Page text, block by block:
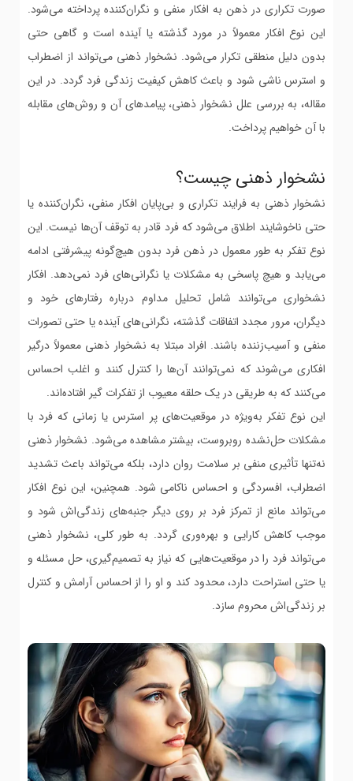
صورت تکراری در ذهن به افکار منفی و نگران‌کننده پرداخته می‌شود.
این نوع افکار معمولاً در مورد گذشته یا آینده است و گاهی حتی
بدون دلیل منطقی تکرار می‌شود. نشخوار ذهنی می‌تواند از اضطراب
و استرس ناشی شود و باعث کاهش کیفیت زندگی فرد گردد. در این
مقاله، به بررسی علل نشخوار ذهنی، پیامدهای آن و روش‌های مقابله
با آن خواهیم پرداخت.
نشخوار ذهنی چیست؟
نشخوار ذهنی به فرایند تکراری و بی‌پایان افکار منفی، نگران‌کننده یا
حتی ناخوشایند اطلاق می‌شود که فرد قادر به توقف آن‌ها نیست. این
نوع تفکر به طور معمول در ذهن فرد بدون هیچ‌گونه پیشرفتی ادامه
می‌یابد و هیچ پاسخی به مشکلات یا نگرانی‌های فرد نمی‌دهد. افکار
نشخواری می‌توانند شامل تحلیل مداوم درباره رفتارهای خود و
دیگران، مرور مجدد اتفاقات گذشته، نگرانی‌های آینده یا حتی تصورات
منفی و آسیب‌زننده باشند. افراد مبتلا به نشخوار ذهنی معمولاً درگیر
افکاری می‌شوند که نمی‌توانند آن‌ها را کنترل کنند و اغلب احساس
می‌کنند که به طریقی در یک حلقه معیوب از تفکرات گیر افتاده‌اند.
این نوع تفکر به‌ویژه در موقعیت‌های پر استرس یا زمانی که فرد با
مشکلات حل‌نشده روبروست، بیشتر مشاهده می‌شود. نشخوار ذهنی
نه‌تنها تأثیری منفی بر سلامت روان دارد، بلکه می‌تواند باعث تشدید
اضطراب، افسردگی و احساس ناکامی شود. همچنین، این نوع افکار
می‌تواند مانع از تمرکز فرد بر روی دیگر جنبه‌های زندگی‌اش شود و
موجب کاهش کارایی و بهره‌وری گردد. به طور کلی، نشخوار ذهنی
می‌تواند فرد را در موقعیت‌هایی که نیاز به تصمیم‌گیری، حل مسئله و
یا حتی استراحت دارد، محدود کند و او را از احساس آرامش و کنترل
بر زندگی‌اش محروم سازد.